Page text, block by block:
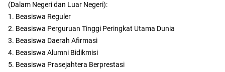
(Dalam Negeri dan Luar Negeri):
1. Beasiswa Reguler
2. Beasiswa Perguruan Tinggi Peringkat Utama Dunia
3. Beasiswa Daerah Afirmasi
4. Beasiswa Alumni Bidikmisi
5. Beasiswa Prasejahtera Berprestasi